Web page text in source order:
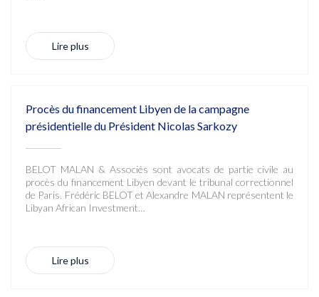
Lire plus
Procès du financement Libyen de la campagne
présidentielle du Président Nicolas Sarkozy
BELOT MALAN & Associés sont avocats de partie civile au
procès du financement Libyen devant le tribunal correctionnel
de Paris. Frédéric BELOT et Alexandre MALAN représentent le
Libyan African Investment…
Lire plus